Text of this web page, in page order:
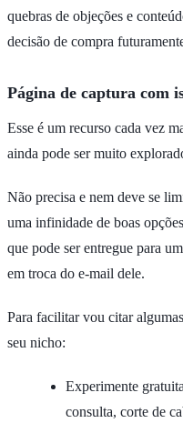
quebras de objeções e
decisão de compra
Página de captura com
Esse é um recurso cada vez
ainda pode ser muito
Não precisa e nem deve se
uma infinidade de boas
que pode ser entregue para
em troca do e-mail dele.
Para facilitar vou citar
seu nicho:
Experimente
consulta, corte de